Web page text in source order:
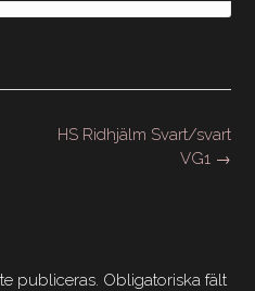
HS Ridhjälm Svart/svart
VG1 →
publiceras. Obligatoriska fält